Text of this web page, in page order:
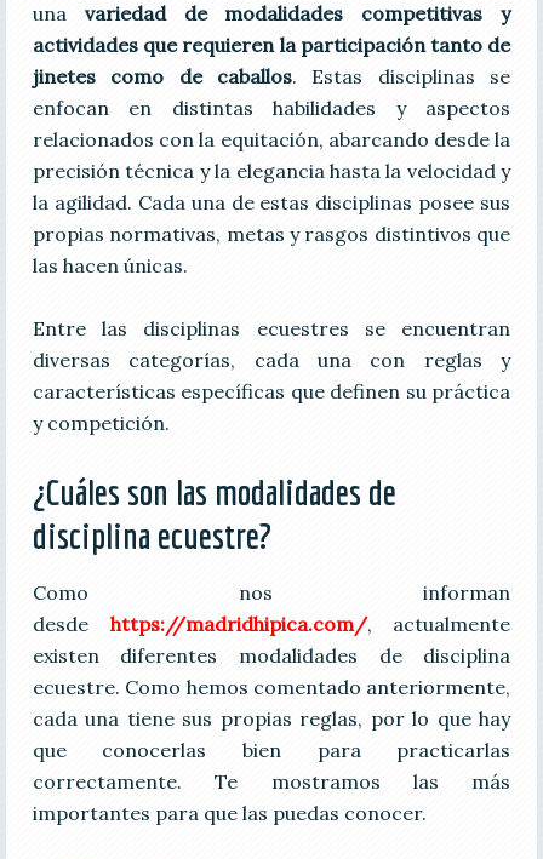
una variedad de modalidades competitivas y
actividades que requieren la participación tanto de
jinetes como de caballos. Estas disciplinas se
enfocan en distintas habilidades y aspectos
relacionados con la equitación, abarcando desde la
precisión técnica y la elegancia hasta la velocidad y
la agilidad. Cada una de estas disciplinas posee sus
propias normativas, metas y rasgos distintivos que
las hacen únicas.
Entre las disciplinas ecuestres se encuentran
diversas categorías, cada una con reglas y
características específicas que definen su práctica
y competición.
¿Cuáles son las modalidades de
disciplina ecuestre?
Como nos informan
desde https://madridhipica.com/, actualmente
existen diferentes modalidades de disciplina
ecuestre. Como hemos comentado anteriormente,
cada una tiene sus propias reglas, por lo que hay
que conocerlas bien para practicarlas
correctamente. Te mostramos las más
importantes para que las puedas conocer.